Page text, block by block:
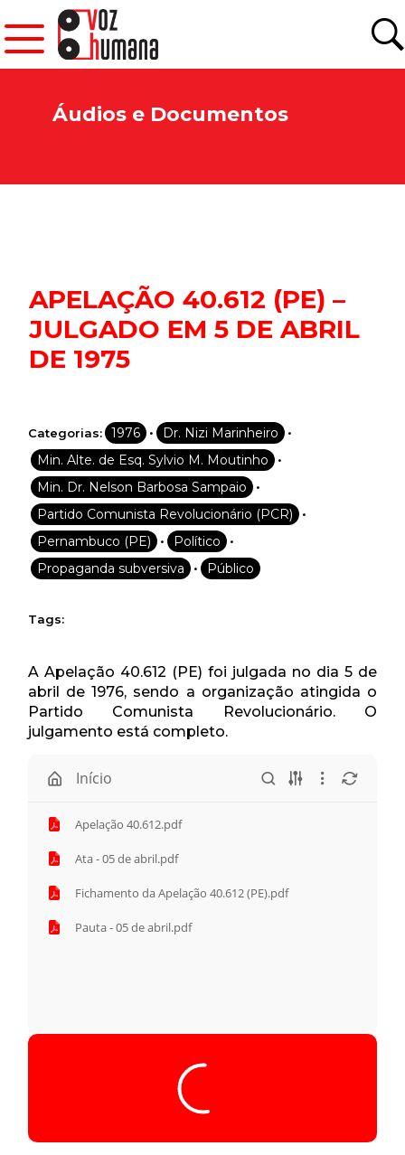
Áudios e Documentos
APELAÇÃO 40.612 (PE) –
JULGADO EM 5 DE ABRIL
DE 1975
Categorias: 1976 • Dr. Nizi Marinheiro •
Min. Alte. de Esq. Sylvio M. Moutinho •
Min. Dr. Nelson Barbosa Sampaio •
Partido Comunista Revolucionário (PCR) •
Pernambuco (PE) • Político •
Propaganda subversiva • Público
Tags:
A Apelação 40.612 (PE) foi julgada no dia 5 de
abril de 1976, sendo a organização atingida o
Partido Comunista Revolucionário. O
julgamento está completo.
Início
Apelação 40.612.pdf
Ata - 05 de abril.pdf
Fichamento da Apelação 40.612 (PE).pdf
Pauta - 05 de abril.pdf